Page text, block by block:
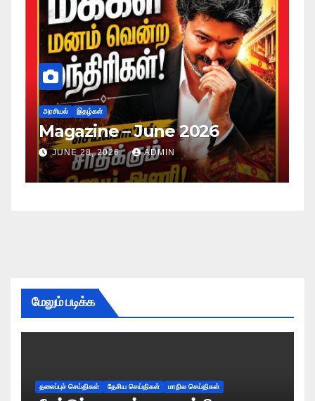
2026
இதழ்கள்
Magazine – May
JUNE 28, 2026 ADMIN
மேலும் படிக்க
தலைப்புச் செய்திகள் தேசிய செய்திகள் மாநில செய்திகள்